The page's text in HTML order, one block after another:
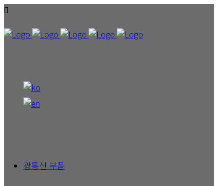
광통신 부품